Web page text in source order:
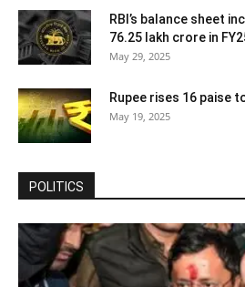
RBI’s balance sheet
76.25 lakh crore in
May 29, 2025
Rupee rises 16 paise
May 19, 2025
POLITICS